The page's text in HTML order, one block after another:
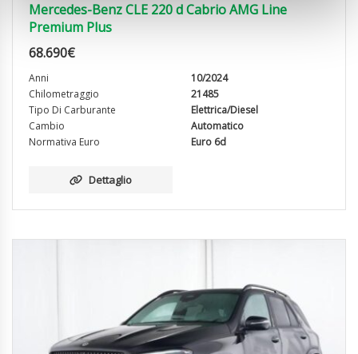
Mercedes-Benz CLE 220 d Cabrio AMG Line
Premium Plus
68.690€
Anni
10/2024
Chilometraggio
21485
Tipo Di Carburante
Elettrica/Diesel
Cambio
Automatico
Normativa Euro
Euro 6d
Dettaglio